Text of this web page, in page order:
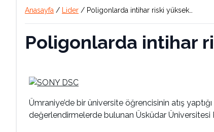
Anasayfa / Lider / Poligonlarda intihar riski yüksek…
Poligonlarda intihar
Ümraniye’de bir üniversite öğrencisinin atış
değerlendirmelerde bulunan Üsküdar